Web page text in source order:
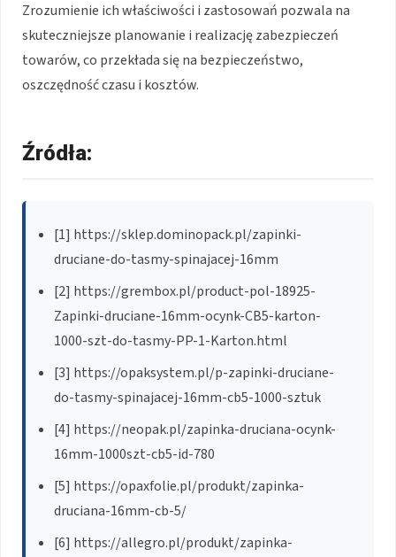
Zrozumienie ich właściwości i zastosowań pozwala na
skuteczniejsze planowanie i realizację zabezpieczeń
towarów, co przekłada się na bezpieczeństwo,
oszczędność czasu i kosztów.
Źródła:
[1] https://sklep.dominopack.pl/zapinki-
druciane-do-tasmy-spinajacej-16mm
[2] https://grembox.pl/product-pol-18925-
Zapinki-druciane-16mm-ocynk-CB5-karton-
1000-szt-do-tasmy-PP-1-Karton.html
[3] https://opaksystem.pl/p-zapinki-druciane-
do-tasmy-spinajacej-16mm-cb5-1000-sztuk
[4] https://neopak.pl/zapinka-druciana-ocynk-
16mm-1000szt-cb5-id-780
[5] https://opaxfolie.pl/produkt/zapinka-
druciana-16mm-cb-5/
[6] https://allegro.pl/produkt/zapinka-